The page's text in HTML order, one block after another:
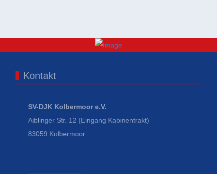
Kontakt
SV-DJK Kolbermoor e.V.
Aiblinger Str. 12 (Eingang Kabinentrakt)
83059 Kolbermoor